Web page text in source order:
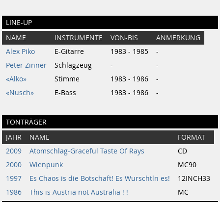
LINE-UP
NAME INSTRUMENTE VON-BIS
ANMERKUNG
Alex Piko
E-Gitarre 1983 - 1985
-
Peter Zinner
Schlagzeug -
-
«Alko»
Stimme 1983 - 1986
-
«Nusch»
E-Bass 1983 - 1986 -
TONTRÄGER
JAHR NAME
FORMAT
2009
Atomschlag-Graceful Taste Of Rays
CD
2000
Wienpunk
MC90
1997
Es Chaos is die Botschaft! Es Wurschtln es!
12INCH33
1986
This is Austria not Australia ! ! MC